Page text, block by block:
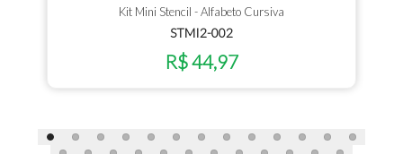
Kit Mini Stencil - Alfabeto Cursiva
STMI2-002
R$ 44,97